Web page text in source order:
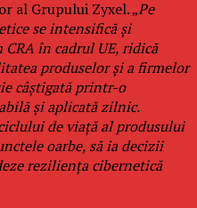
al Grupului Zyxel. „Pe
se intensifică și
în cadrul UE, ridică
produselor și a firmelor
câștigată printr-o
și aplicată zilnic.
de viață al produsului
oarbe, să ia decizii
reziliența cibernetică